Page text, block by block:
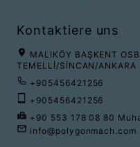
Kontaktiere uns
MALIKÖY BAŞKENT
TEMELLİ/SİNCAN/ANKARA
+905456421256
+905456421256
+90 553 178 08 80
info@polygonmach.com